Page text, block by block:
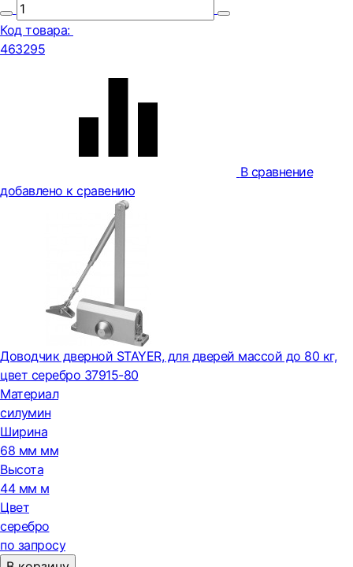
Код товара:
463295
В сравнение
добавлено к сравению
Доводчик дверной STAYER, для дверей массой до 80 кг,
цвет серебро 37915-80
Материал
силумин
Ширина
68 мм мм
Высота
44 мм м
Цвет
серебро
по запросу